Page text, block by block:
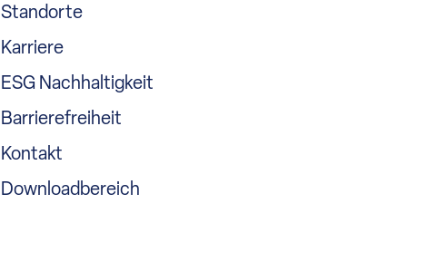
Standorte
Karriere
ESG Nachhaltigkeit
Barrierefreiheit
Kontakt
Downloadbereich